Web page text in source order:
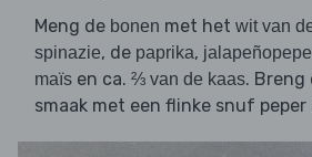
Meng de bonen met het wit van
spinazie, de paprika,
maïs en ca. ⅔ van de kaas. Breng
smaak met een flinke snuf peper